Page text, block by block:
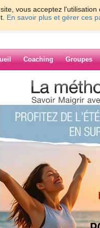
vous acceptez
En savoir plus et gérer ces
Coaching Groupes
> > un peu naze ..
de tiro
peu naze ..
depuis hier apres
une sieste pdt que
sont en vacances
soir j'ai du aller au
resultat..la